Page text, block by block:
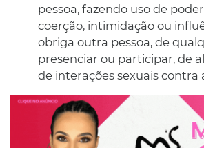
pessoa, fazendo uso de
coerção, intimidação ou
obriga outra pessoa, de
presenciar ou participar, de
de interações sexuais contra